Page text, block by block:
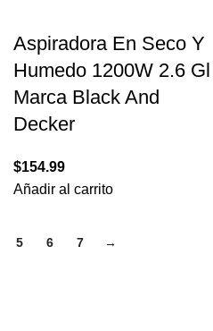
Aspiradora En Seco Y
Humedo 1200W 2.6 Gl
Marca Black And
Decker
$154.99
Añadir al carrito
5 6 7 →